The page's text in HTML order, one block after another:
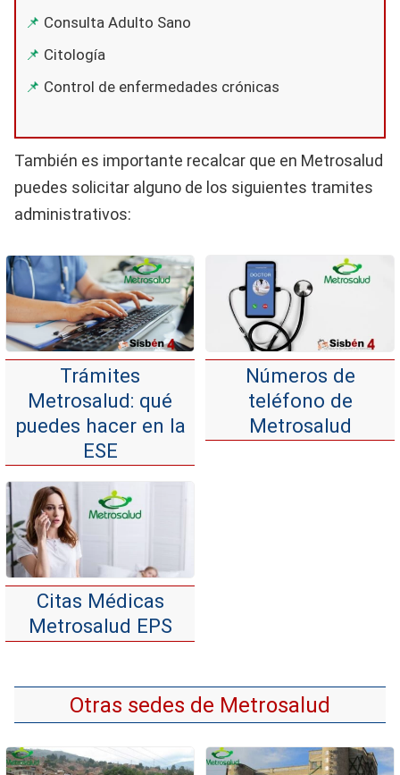
Consulta Adulto Sano
Citología
Control de enfermedades crónicas
También es importante recalcar que en Metrosalud
puedes solicitar alguno de los siguientes tramites
administrativos:
Trámites
Metrosalud: qué
puedes hacer en la
ESE
Números de
teléfono de
Metrosalud
Citas Médicas
Metrosalud EPS
Otras sedes de Metrosalud